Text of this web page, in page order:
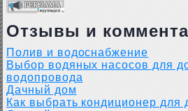
Отзывы и
Полив и водоснабжение
Выбор водяных насосов для
водопровода
Дачный дом
Как выбрать кондиционер для